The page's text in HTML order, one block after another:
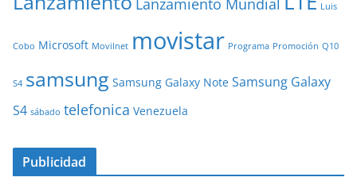
Lanzamiento Mundial Luis
Cobo Microsoft Movilnet movistar Programa Promoción Q10
S4 samsung Samsung Galaxy Note Samsung Galaxy
S4 sábado telefonica Venezuela
Publicidad